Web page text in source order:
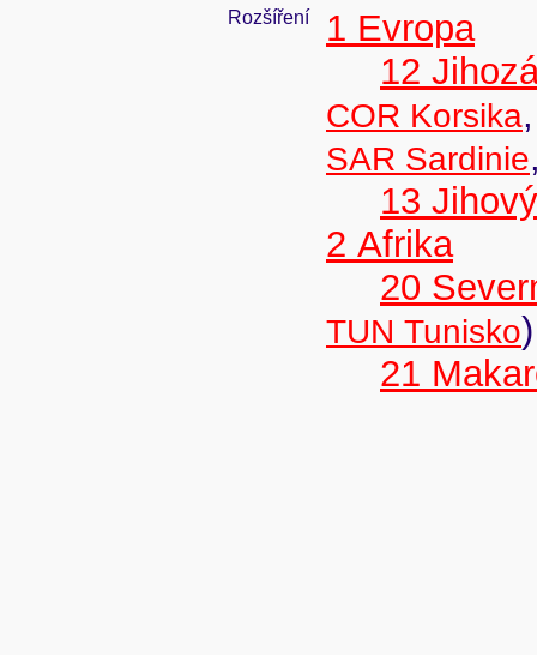
Rozšíření
1 Evropa
12
COR Korsika
SAR Sardinie
13
2 Afrika
20
TUN Tunisko)
21